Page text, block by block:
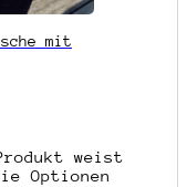
mit
weist
Optionen